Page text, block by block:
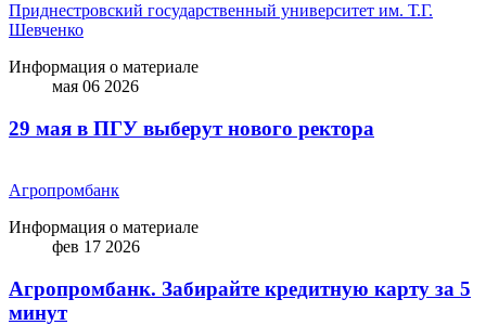
Приднестровский государственный университет им. Т.Г.
Шевченко
Информация о материале
мая 06 2026
29 мая в ПГУ выберут нового ректора
Агропромбанк
Информация о материале
фев 17 2026
Агропромбанк. Забирайте кредитную карту за 5
минут